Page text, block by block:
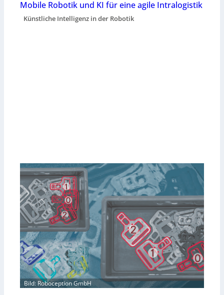
Mobile Robotik und KI für eine agile Intralogistik
Künstliche Intelligenz in der Robotik
Bild: Roboception GmbH